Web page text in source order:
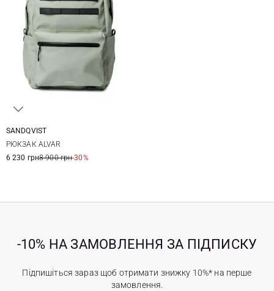
26X40X16СМ
SANDQVIST
РЮКЗАК ALVAR
6 230 грн8 900 грн-30%
-10% НА ЗАМОВЛЕННЯ ЗА ПІДПИСКУ
Підпишіться зараз щоб отримати знижку 10%* на перше
замовлення.